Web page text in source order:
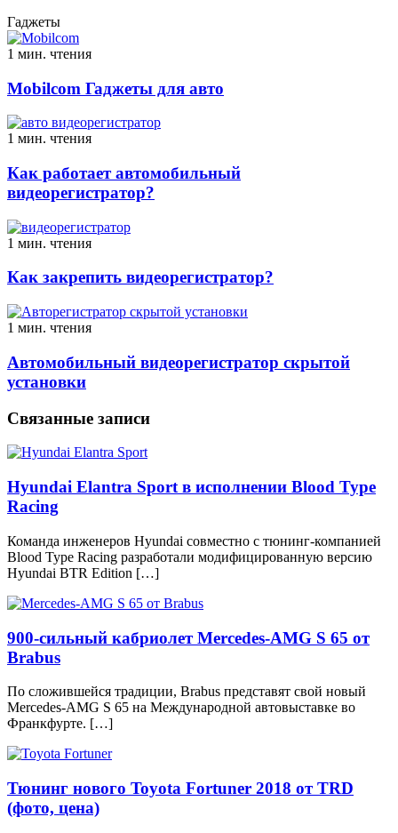
Гаджеты
1 мин. чтения
Mobilcom Гаджеты для авто
1 мин. чтения
Как работает автомобильный
видеорегистратор?
1 мин. чтения
Как закрепить видеорегистратор?
1 мин. чтения
Автомобильный видеорегистратор скрытой
установки
Связанные записи
Hyundai Elantra Sport в исполнении Blood Type
Racing
Команда инженеров Hyundai совместно с тюнинг-компанией
Blood Type Racing разработали модифицированную версию
Hyundai BTR Edition […]
900-сильный кабриолет Mercedes-AMG S 65 от
Brabus
По сложившейся традиции, Brabus представят свой новый
Mercedes-AMG S 65 на Международной автовыставке во
Франкфурте. […]
Тюнинг нового Toyota Fortuner 2018 от TRD
(фото, цена)